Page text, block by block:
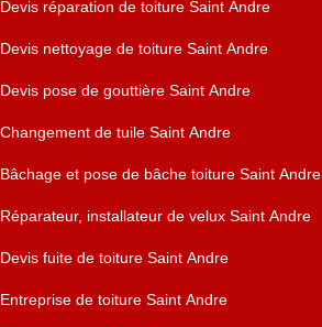
Devis réparation de toiture Saint Andre
Devis nettoyage de toiture Saint Andre
Devis pose de gouttière Saint Andre
Changement de tuile Saint Andre
Bâchage et pose de bâche toiture Saint Andre
Réparateur, installateur de velux Saint Andre
Devis fuite de toiture Saint Andre
Entreprise de toiture Saint Andre